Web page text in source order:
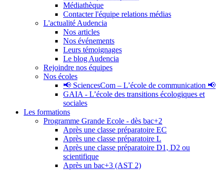
Médiathèque
Contacter l'équipe relations médias
L'actualité Audencia
Nos articles
Nos événements
Leurs témoignages
Le blog Audencia
Rejoindre nos équipes
Nos écoles
📢 SciencesCom – L’école de communication 📢
GAIA - L’école des transitions écologiques et
sociales
Les formations
Programme Grande Ecole - dès bac+2
Après une classe préparatoire EC
Après une classe préparatoire L
Après une classe préparatoire D1, D2 ou
scientifique
Après un bac+3 (AST 2)